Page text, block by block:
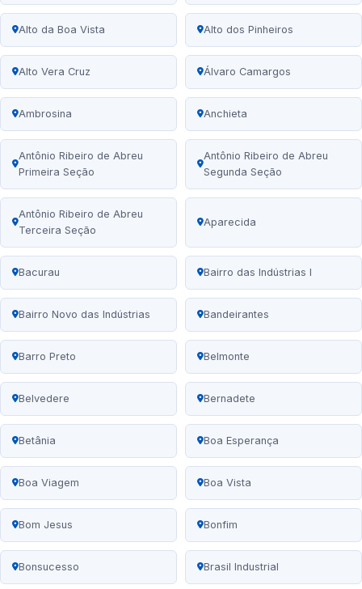
Alto da Boa Vista Alto dos Pinheiros
Alto Vera Cruz Álvaro Camargos
Ambrosina Anchieta
Antônio Ribeiro de Abreu
Primeira Seção
Antônio Ribeiro de Abreu
Segunda Seção
Antônio Ribeiro de Abreu
Terceira Seção
Aparecida
Bacurau Bairro das Indústrias I
Bairro Novo das Indústrias Bandeirantes
Barro Preto Belmonte
Belvedere Bernadete
Betânia Boa Esperança
Boa Viagem Boa Vista
Bom Jesus Bonfim
Bonsucesso Brasil Industrial